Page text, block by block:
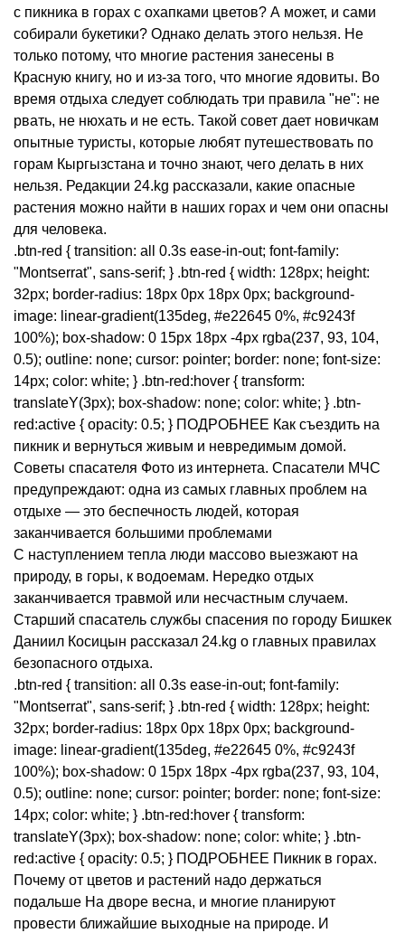
с пикника в горах с охапками цветов? А может, и сами
собирали букетики? Однако делать этого нельзя. Не
только потому, что многие растения занесены в
Красную книгу, но и из-за того, что многие ядовиты. Во
время отдыха следует соблюдать три правила "не": не
рвать, не нюхать и не есть. Такой совет дает новичкам
опытные туристы, которые любят путешествовать по
горам Кыргызстана и точно знают, чего делать в них
нельзя. Редакции 24.kg рассказали, какие опасные
растения можно найти в наших горах и чем они опасны
для человека.
.btn-red { transition: all 0.3s ease-in-out; font-family:
"Montserrat", sans-serif; } .btn-red { width: 128px; height:
32px; border-radius: 18px 0px 18px 0px; background-
image: linear-gradient(135deg, #e22645 0%, #c9243f
100%); box-shadow: 0 15px 18px -4px rgba(237, 93, 104,
0.5); outline: none; cursor: pointer; border: none; font-size:
14px; color: white; } .btn-red:hover { transform:
translateY(3px); box-shadow: none; color: white; } .btn-
red:active { opacity: 0.5; } ПОДРОБНЕЕ Как съездить на
пикник и вернуться живым и невредимым домой.
Советы спасателя Фото из интернета. Спасатели МЧС
предупреждают: одна из самых главных проблем на
отдыхе — это беспечность людей, которая
заканчивается большими проблемами
С наступлением тепла люди массово выезжают на
природу, в горы, к водоемам. Нередко отдых
заканчивается травмой или несчастным случаем.
Старший спасатель службы спасения по городу Бишкек
Даниил Косицын рассказал 24.kg о главных правилах
безопасного отдыха.
.btn-red { transition: all 0.3s ease-in-out; font-family:
"Montserrat", sans-serif; } .btn-red { width: 128px; height:
32px; border-radius: 18px 0px 18px 0px; background-
image: linear-gradient(135deg, #e22645 0%, #c9243f
100%); box-shadow: 0 15px 18px -4px rgba(237, 93, 104,
0.5); outline: none; cursor: pointer; border: none; font-size:
14px; color: white; } .btn-red:hover { transform:
translateY(3px); box-shadow: none; color: white; } .btn-
red:active { opacity: 0.5; } ПОДРОБНЕЕ Пикник в горах.
Почему от цветов и растений надо держаться
подальше На дворе весна, и многие планируют
провести ближайшие выходные на природе. И